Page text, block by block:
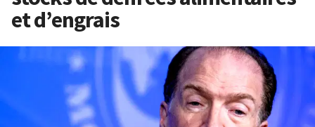
et d’engrais